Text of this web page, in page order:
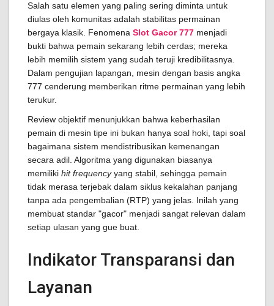
Salah satu elemen yang paling sering diminta untuk
diulas oleh komunitas adalah stabilitas permainan
bergaya klasik. Fenomena Slot Gacor 777 menjadi
bukti bahwa pemain sekarang lebih cerdas; mereka
lebih memilih sistem yang sudah teruji kredibilitasnya.
Dalam pengujian lapangan, mesin dengan basis angka
777 cenderung memberikan ritme permainan yang lebih
terukur.
Review objektif menunjukkan bahwa keberhasilan
pemain di mesin tipe ini bukan hanya soal hoki, tapi soal
bagaimana sistem mendistribusikan kemenangan
secara adil. Algoritma yang digunakan biasanya
memiliki hit frequencyyang stabil, sehingga pemain
tidak merasa terjebak dalam siklus kekalahan panjang
tanpa ada pengembalian (RTP) yang jelas. Inilah yang
membuat standar "gacor" menjadi sangat relevan dalam
setiap ulasan yang gue buat.
Indikator Transparansi dan
Layanan